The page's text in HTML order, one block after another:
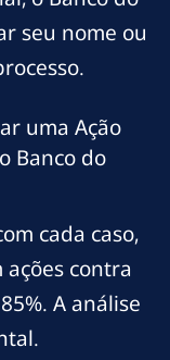
seu nome ou
uma Ação
Banco do
cada caso,
ações contra
A análise